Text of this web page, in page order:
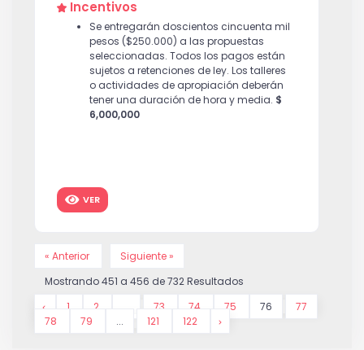
Incentivos
Se entregarán doscientos cincuenta mil
pesos ($250.000) a las propuestas
seleccionadas. Todos los pagos están
sujetos a retenciones de ley. Los talleres
o actividades de apropiación deberán
tener una duración de hora y media. $
6,000,000
VER
« Anterior
Siguiente »
Mostrando451 a 456 de732Resultados
1
2 73 74 75 76
77
78
79 ... 121 122